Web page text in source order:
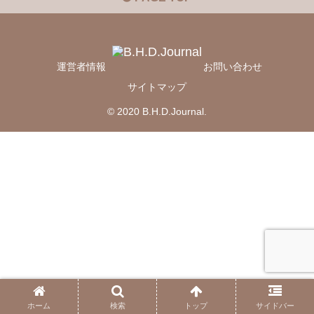
運営者情報
お問い合わせ
サイトマップ
© 2020 B.H.D.Journal.
ホーム 検索 トップ サイドバー